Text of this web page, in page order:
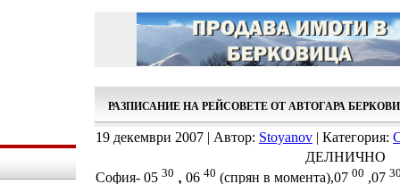
РАЗПИСАНИЕ НА РЕЙСОВЕТЕ ОТ АВТОГАРА
19 декември 2007 | Автор: Stoyanov | Категория:
ДЕЛНИЧНО
София- 05 30 , 06 40 (спрян в момента),07 00 ,07